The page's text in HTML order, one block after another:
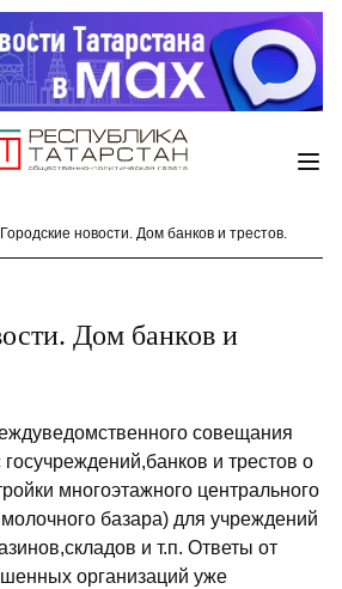
Городские новости. Дом банков и трестов.
Дом банков и
совещания
и трестов о
многоэтажного центрального
базара) для учреждений
и т.п. Ответы от
организаций уже